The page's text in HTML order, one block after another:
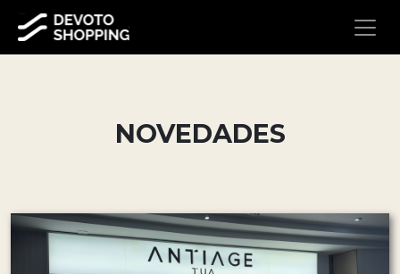
NOVEDADES